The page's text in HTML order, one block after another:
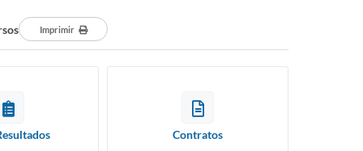
Imprimir
Contratos